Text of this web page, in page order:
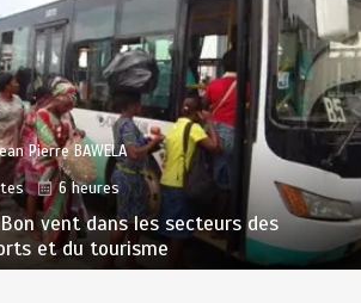
Pierre BAWELA
6 heures
Bon vent dans les secteurs des
et du tourisme